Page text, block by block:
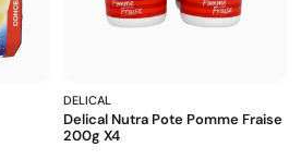
DELICAL
Delical Nutra Pote Pomme Fraise
200g X4